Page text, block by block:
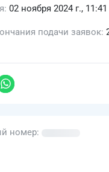
02 ноября 2024 г., 11:41
подачи заявок
номер